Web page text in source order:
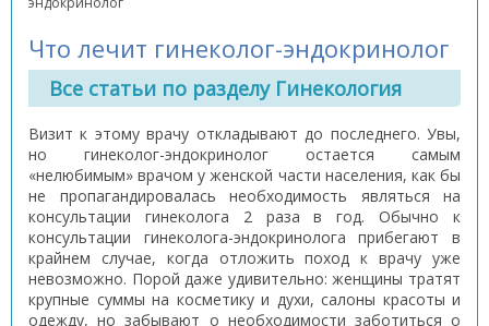
Что лечит гинеколог-эндокринолог
Все статьи по разделу Гинекология
Визит к этому врачу откладывают до последнего. Увы,
но гинеколог-эндокринолог остается самым
«нелюбимым» врачом у женской части населения, как бы
не пропагандировалась необходимость являться на
консультации гинеколога 2 раза в год. Обычно к
консультации гинеколога-эндокринолога прибегают в
крайнем случае, когда отложить поход к врачу уже
невозможно. Порой даже удивительно: женщины тратят
крупные суммы на косметику и духи, салоны красоты и
одежду, но забывают о необходимости заботиться о